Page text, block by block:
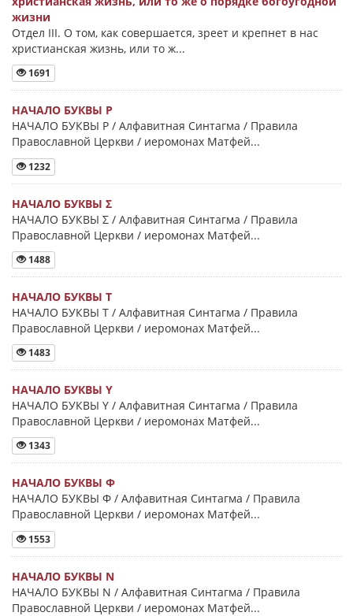
жизни
Отдел III. О том, как совершается, зреет и крепнет в нас
христианская жизнь, или то ж...
1691
НАЧАЛО БУКВЫ Ρ
НАЧАЛО БУКВЫ Ρ / Алфавитная Синтагма / Правила
Православной Церкви / иеромонах Матфей...
1232
НАЧАЛО БУКВЫ Σ
НАЧАЛО БУКВЫ Σ / Алфавитная Синтагма / Правила
Православной Церкви / иеромонах Матфей...
1488
НАЧАЛО БУКВЫ Τ
НАЧАЛО БУКВЫ Τ / Алфавитная Синтагма / Правила
Православной Церкви / иеромонах Матфей...
1483
НАЧАЛО БУКВЫ Y
НАЧАЛО БУКВЫ Y / Алфавитная Синтагма / Правила
Православной Церкви / иеромонах Матфей...
1343
НАЧАЛО БУКВЫ Φ
НАЧАЛО БУКВЫ Φ / Алфавитная Синтагма / Правила
Православной Церкви / иеромонах Матфей...
1553
НАЧАЛО БУКВЫ Ν
НАЧАЛО БУКВЫ Ν / Алфавитная Синтагма / Правила
Православной Церкви / иеромонах Матфей...